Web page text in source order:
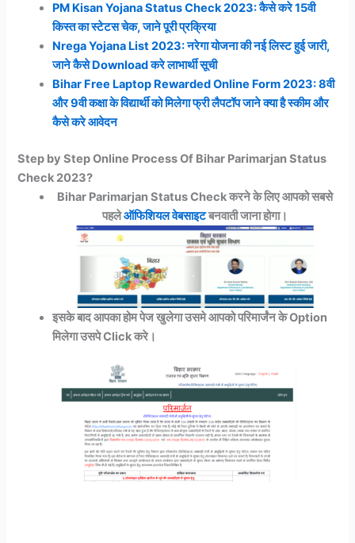
PM Kisan Yojana Status Check 2023: कैसे करे 15वी
किस्त का स्टेटस चेक, जाने पूरी प्रक्रिया
Nrega Yojana List 2023: नरेगा योजना की नई लिस्ट हुई जारी,
जाने कैसे Download करे लाभार्थी सूची
Bihar Free Laptop Rewarded Online Form 2023: 8वी
और 9वी कक्षा के विद्यार्थी को मिलेगा फ्री लैपटॉप जाने क्या है स्कीम और
कैसे करे आवेदन
Step by Step Online Process Of Bihar Parimarjan Status
Check 2023?
Bihar Parimarjan Status Check करने के लिए आपको सबसे
पहलेऑफिशियल वेबसाइटबनवाती जाना होगा।
इसके बाद आपका होम पेज खुलेगा उसमे आपको परिमार्जंन के Option
मिलेगा उसपे Click करे।